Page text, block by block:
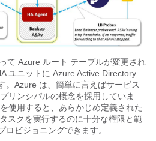
て Azure ルート テーブルが変更され
ユニットに Azure Active Directory
。Azure は、簡単に言えばサービス
リンシパルの概念を採用していま
使用すると、あらかじめ定義された
スクを実行するのに十分な権限と範
ロビジョニングできます。